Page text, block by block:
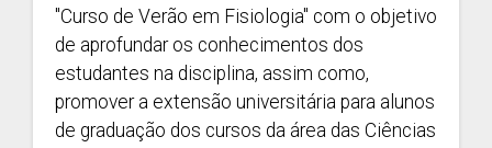
"Curso de Verão em Fisiologia" com o objetivo
de aprofundar os conhecimentos dos
estudantes na disciplina, assim como,
promover a extensão universitária para alunos
de graduação dos cursos da área das Ciências